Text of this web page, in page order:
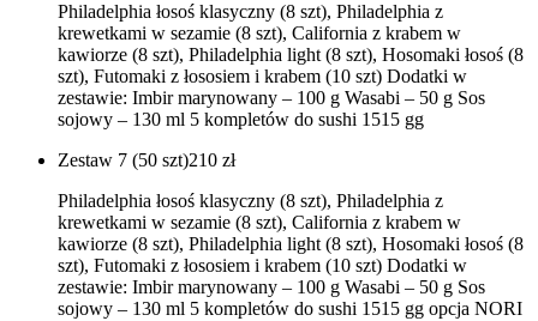
Philadelphia łosoś klasyczny (8 szt), Philadelphia z
krewetkami w sezamie (8 szt), California z krabem w
kawiorze (8 szt), Philadelphia light (8 szt), Hosomaki łosoś (8
szt), Futomaki z łososiem i krabem (10 szt) Dodatki w
zestawie: Imbir marynowany – 100 g Wasabi – 50 g Sos
sojowy – 130 ml 5 kompletów do sushi 1515 gg
Zestaw 7 (50 szt)210 zł
Philadelphia łosoś klasyczny (8 szt), Philadelphia z
krewetkami w sezamie (8 szt), California z krabem w
kawiorze (8 szt), Philadelphia light (8 szt), Hosomaki łosoś (8
szt), Futomaki z łososiem i krabem (10 szt) Dodatki w
zestawie: Imbir marynowany – 100 g Wasabi – 50 g Sos
sojowy – 130 ml 5 kompletów do sushi 1515 gg opcja NORI